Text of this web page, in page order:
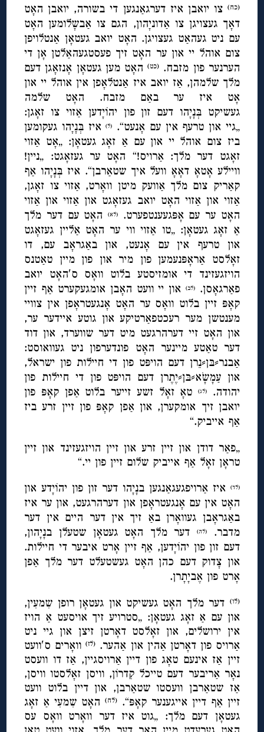
(כח) צו יואבן איז דערגאַנגען די בשורה, יואבן האָט
דאָך געצויגן צו אַדוניָהון, הגם צו אַבשָלומען האָט
עם ניט געהאַט געצויגן. האָט יואב געטאָן אַנטלויפן
צום אוהל יי און ער האָט זיך פעסטגעהאַלטן אָן די
הערנער פון מזבח. (כט)האָט מען געטאָן אָנזאָגן דעם
מלך שלמהן, אַז יואב איז אַנטלאָפן אין אוהל יי און
אָט איז ער באַם מזבח. האָט שלמה
געשיקט בְּנָיָהו דעם זון פון יהוֹיָדען אַזוי צו זאָגן:
„גיי און טרעף אין עם אָנעט“.
(ל)איז בְּנָיָהו געקומען
ביז צום אוהל יי און עם אַ זאָג געטאָן: „אָט אַזוי
זאָגט דער מלך: אַרויס!“ האָט ער געזאָגט: „ניין!
וויילע אָטאָ דאָאָ וועל איך שטאַרבן“. איז בְּנָיָהו אַף
קאַריק צום מלך אַוועק מיטן וואָרט, אַזוי צו זאָגן,
אַזוי און אַזוי האָט יואב געזאָגט און אַזוי און אַזוי
האָט ער עם אָפּגעענטפערט.
(לא)
האָט עם דער מלך
אַ זאָג געטאָן: „טו אַזוי ווי ער האָט אַליין געזאָגט
און טרעף אין עם אָנעט, און באַגראָב עם, דו
זאָלסט אַראָפּנעמען פון מיר און פון מיין טאַטנס
הויזגעזינד די אומזיסטע בלוט וואָס ס′האָט יואב
פאַרגאָסן.(לב)
און יי וועט האָבן אומגעקערט אַף זיין
קאָפּ זיין בלוט וואָס ער האָט אָנגעטראָפן אין צוויי
מענטשן מער רעכטפאַרטיקע און גוטע איידער ער,
און האָט זיי דערהרגעט מיט דער שווערד, און דוד
דער טאַטע מיינער האָט פונדערפון ניט געוואוסט:
אַבנר⸗בּן⸗נֵרן דעם הויפּט פון די חיילות פון ישראל,
און עַמָשָֹא⸗בּן⸗יֶתֶרן דעם הויפּט פון די חיילות פון
יהודה.
(לג)טאָ זאָל זשע זייער בלוט אַפן קאָפּ פון
יואבן זיך אומקערן, און אַפן קאָפּ פון זיין זרע ביז
אַף אייביק.“
„פאַר דודן און זיין זרע און זיין הויזגעזינד און זיין
טראָן זאָל אַף אייביק שלום זיין פון יי.“
(לד)
איז אַרויפגעגאַנגען בנָיָהו דער זון פון יהוֹיָדע און
האָט אין עם אָנגעטראָפן און דערהרגעט, און ער איז
באַגראָבן געוואָרן באַ זיך אין דער היים אין דער
מדבר.
(לה)דער מלך האָט געטאָן שטעלן בנָיָהון,
דעם זון פון יהוֹיָדען, אַף זיין אָרט איבער די חיילות.
און צָדוק דעם כהן האָט געשטעלט דער מלך אַפן
אָרט פון אֶביָתָרן.
(לו) דער מלך האָט געשיקט און געטאָן רופן שִמעִין,
און עם אַ זאָג געטאָן: „סטרויע זיך אויסעט אַ הויז
אין ירושלים, און זאָלסט דאָרטן זיצן און גיי ניט
אַרויס פון דאָרטן אַהין און אַהער. (לז)וואָרים ס′וועט
זיין אַז אינעם טאָג פון דיין אַרויסגיין, אַז דו וועסט
נאָר אַריבער דעם טייכל קִדרוֹן, וויסן זאָלסטו וויסן,
אַז שטאַרבן וועסטו שטאַרבן, און דיין בלוט וועט
זיין אַף דיין אייגענער קאָפּ“. (לח)האָט שִמעִי אַ זאָג
געטאָן דעם מלך: „גוט איז דער וואָרט וואָס עס